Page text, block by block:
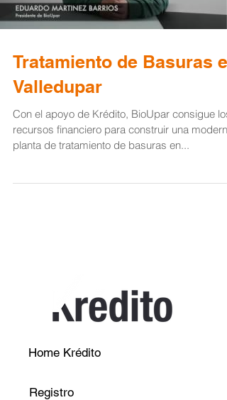
Tratamiento de Basuras en
Valledupar
Con el apoyo de Krédito, BioUpar consigue los
recursos financiero para construir una moderna
planta de tratamiento de basuras en...
Home Krédito
Registro